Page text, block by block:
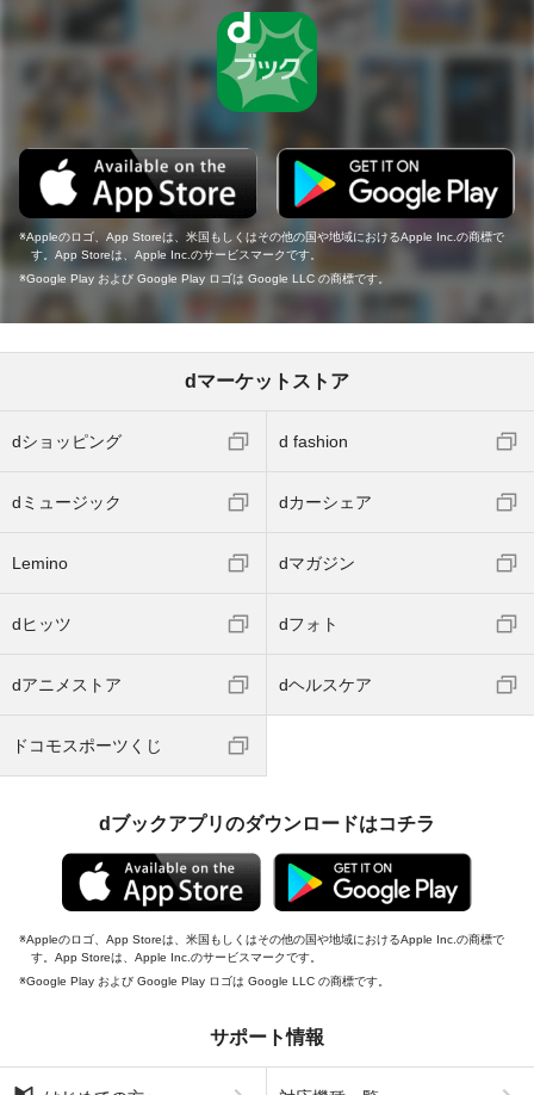
Appleのロゴ、App Storeは、米国もしくはその他の国や地域におけるApple Inc.の商標で
す。App Storeは、Apple Inc.のサービスマークです。
Google Play および Google Play ロゴは Google LLC の商標です。
dマーケットストア
dショッピング d fashion
dミュージック dカーシェア
Lemino dマガジン
dヒッツ dフォト
dアニメストア dヘルスケア
ドコモスポーツくじ
dブックアプリのダウンロードはコチラ
Appleのロゴ、App Storeは、米国もしくはその他の国や地域におけるApple Inc.の商標で
す。App Storeは、Apple Inc.のサービスマークです。
Google Play および Google Play ロゴは Google LLC の商標です。
サポート情報